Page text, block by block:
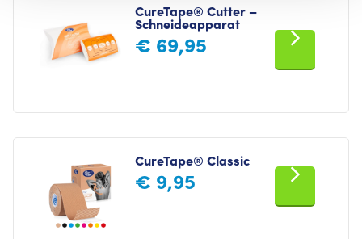
CureTape® Cutter –
Schneideapparat
€ 69,95
CureTape® Classic
€ 9,95